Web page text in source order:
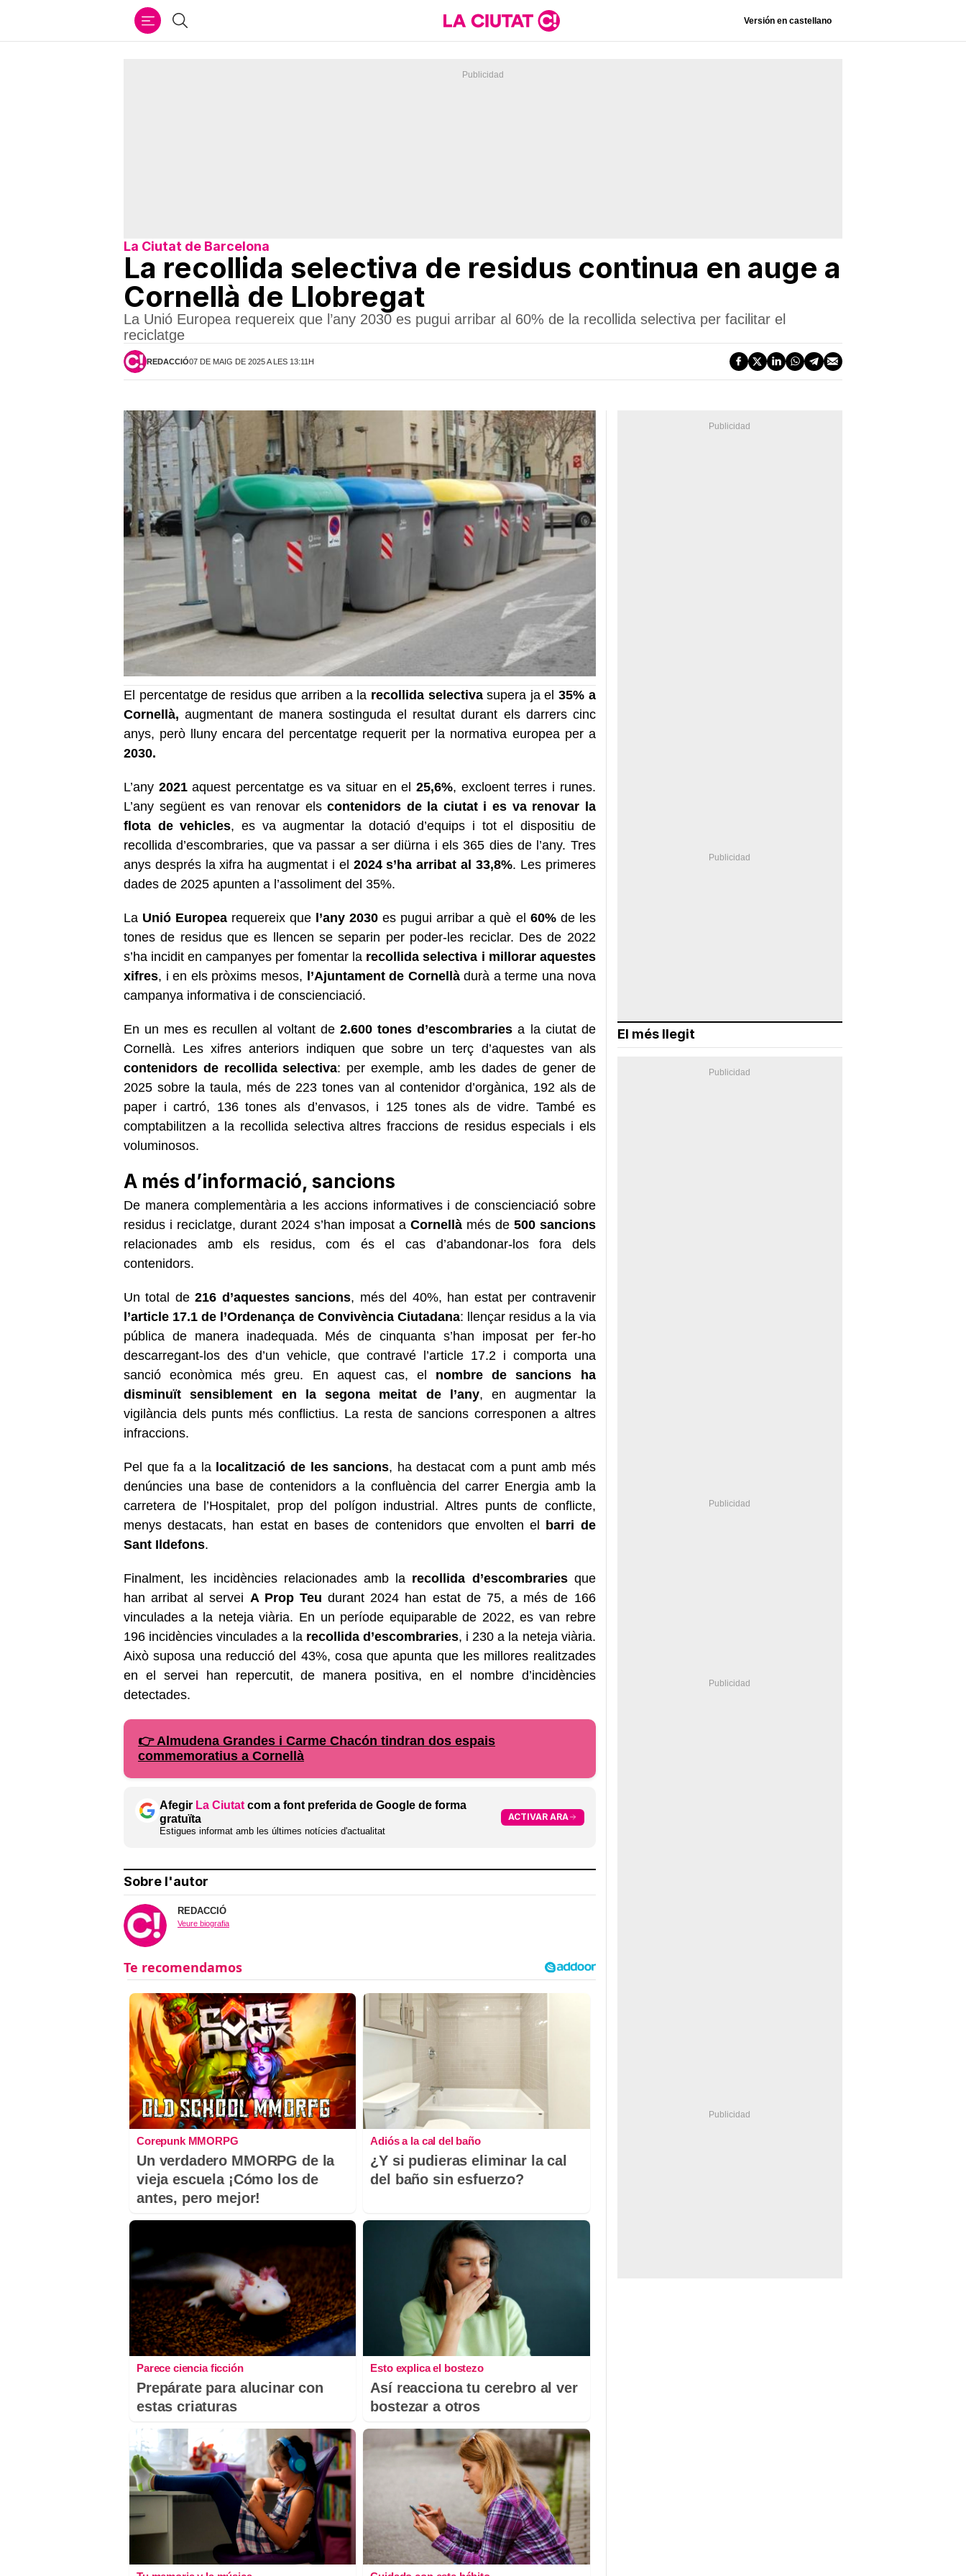
Cercar Versión en castellano
La Ciutat de Barcelona
La recollida selectiva de residus continua en auge a
Cornellà de Llobregat
La Unió Europea requereix que l’any 2030 es pugui arribar al 60% de la recollida selectiva per facilitar el
reciclatge
REDACCIÓ07 DE MAIG DE 2025 A LES 13:11H
El percentatge de residus que arriben a la recollida selectivasupera ja el 35% a
Cornellà, augmentant de manera sostinguda el resultat durant els darrers cinc
anys, però lluny encara del percentatge requerit per la normativa europea per a
2030.
L’any 2021aquest percentatge es va situar en el 25,6%, excloent terres i runes.
L’any següent es van renovar elscontenidors de la ciutat i es va renovar la
flota de vehicles, es va augmentar la dotació d’equips i tot el dispositiu de
recollida d’escombraries, que va passar a ser diürna i els 365 dies de l’any. Tres
anys després la xifra ha augmentat i el 2024 s’ha arribat al 33,8%. Les primeres
dades de 2025 apunten a l’assoliment del 35%.
La Unió Europea requereix que l’any 2030 es pugui arribar a què el 60%de les
tones de residus que es llencen se separin per poder-les reciclar. Des de 2022
s’ha incidit en campanyes per fomentar la recollida selectiva i millorar aquestes
xifres, i en els pròxims mesos, l’Ajuntament de Cornellàdurà a terme una nova
campanya informativa i de conscienciació.
En un mes es recullen al voltant de2.600 tones d’escombraries a la ciutat de
Cornellà. Les xifres anteriors indiquen que sobre un terç d’aquestes van als
contenidors de recollida selectiva: per exemple, amb les dades de gener de
2025 sobre la taula, més de 223 tones van al contenidor d’orgànica, 192 als de
paper i cartró, 136 tones als d’envasos, i 125 tones als de vidre. També es
comptabilitzen a la recollida selectiva altres fraccions de residus especials i els
voluminosos.
A més d’informació, sancions
De manera complementària a les accions informatives i de conscienciació sobre
residus i reciclatge, durant 2024 s’han imposat a Cornellàmés de 500 sancions
relacionades amb els residus, com és el cas d’abandonar-los fora dels
contenidors.
Un total de216 d’aquestes sancions, més del 40%, han estat per contravenir
l’article 17.1 de l’Ordenança de Convivència Ciutadana: llençar residus a la via
pública de manera inadequada. Més de cinquanta s’han imposat per fer-ho
descarregant-los des d’un vehicle, que contravé l’article 17.2 i comporta una
sanció econòmica més greu. En aquest cas, el nombre de sancions
ha
disminuït sensiblement
en la segona meitat de l’any, en augmentar la
vigilància dels punts més conflictius. La resta de sancions corresponen a altres
infraccions.
Pel que fa a la localització de les sancions, ha destacat com a punt amb més
denúncies una base de contenidors a la confluència del carrer Energia amb la
carretera de l’Hospitalet, prop del polígon industrial. Altres punts de conflicte,
menys destacats, han estat en bases de contenidors que envolten el barri de
Sant Ildefons.
Finalment, les incidències relacionades amb la recollida d’escombrariesque
han arribat al servei A Prop Teu durant 2024 han estat de 75, a més de 166
vinculades a la neteja viària. En un període equiparable de 2022, es van rebre
196 incidències vinculades a la recollida d’escombraries, i 230 a la neteja viària.
Això suposa una reducció del 43%, cosa que apunta que les millores realitzades
en el servei han repercutit, de manera positiva, en el nombre d’incidències
detectades.
👉 Almudena Grandes i Carme Chacón tindran dos espais
commemoratius a Cornellà
Afegir La Ciutat com a font preferida de Google de forma
gratuïta
Estigues informat amb les últimes notícies d'actualitat
ACTIVAR ARA
Sobre l'autor
REDACCIÓ
Veure biografia
Corepunk MMORPG
Un verdadero MMORPG de la
vieja escuela ¡Cómo los de
antes, pero mejor!
Adiós a la cal del baño
¿Y si pudieras eliminar la cal
del baño sin esfuerzo?
Parece ciencia ficción
Prepárate para alucinar con
estas criaturas
Esto explica el bostezo
Así reacciona tu cerebro al ver
bostezar a otros
El més llegit